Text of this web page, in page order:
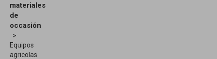
materiales
de
occasión
Equipos
agricolas